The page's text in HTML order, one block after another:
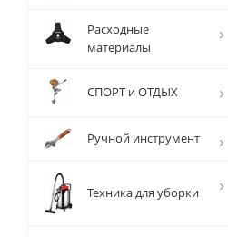
Расходные
материалы
СПОРТ и ОТДЫХ
Ручной инструмент
Техника для уборки